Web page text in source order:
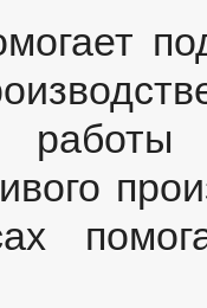
работы